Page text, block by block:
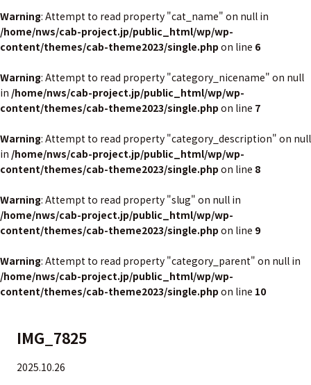
Warning: Attempt to read property "cat_name" on null in
/home/nws/cab-project.jp/public_html/wp/wp-
content/themes/cab-theme2023/single.php on line 6
Warning: Attempt to read property "category_nicename" on null
in /home/nws/cab-project.jp/public_html/wp/wp-
content/themes/cab-theme2023/single.php on line 7
Warning: Attempt to read property "category_description" on null
in /home/nws/cab-project.jp/public_html/wp/wp-
content/themes/cab-theme2023/single.php on line 8
Warning: Attempt to read property "slug" on null in
/home/nws/cab-project.jp/public_html/wp/wp-
content/themes/cab-theme2023/single.php on line 9
Warning: Attempt to read property "category_parent" on null in
/home/nws/cab-project.jp/public_html/wp/wp-
content/themes/cab-theme2023/single.php on line 10
IMG_7825
2025.10.26